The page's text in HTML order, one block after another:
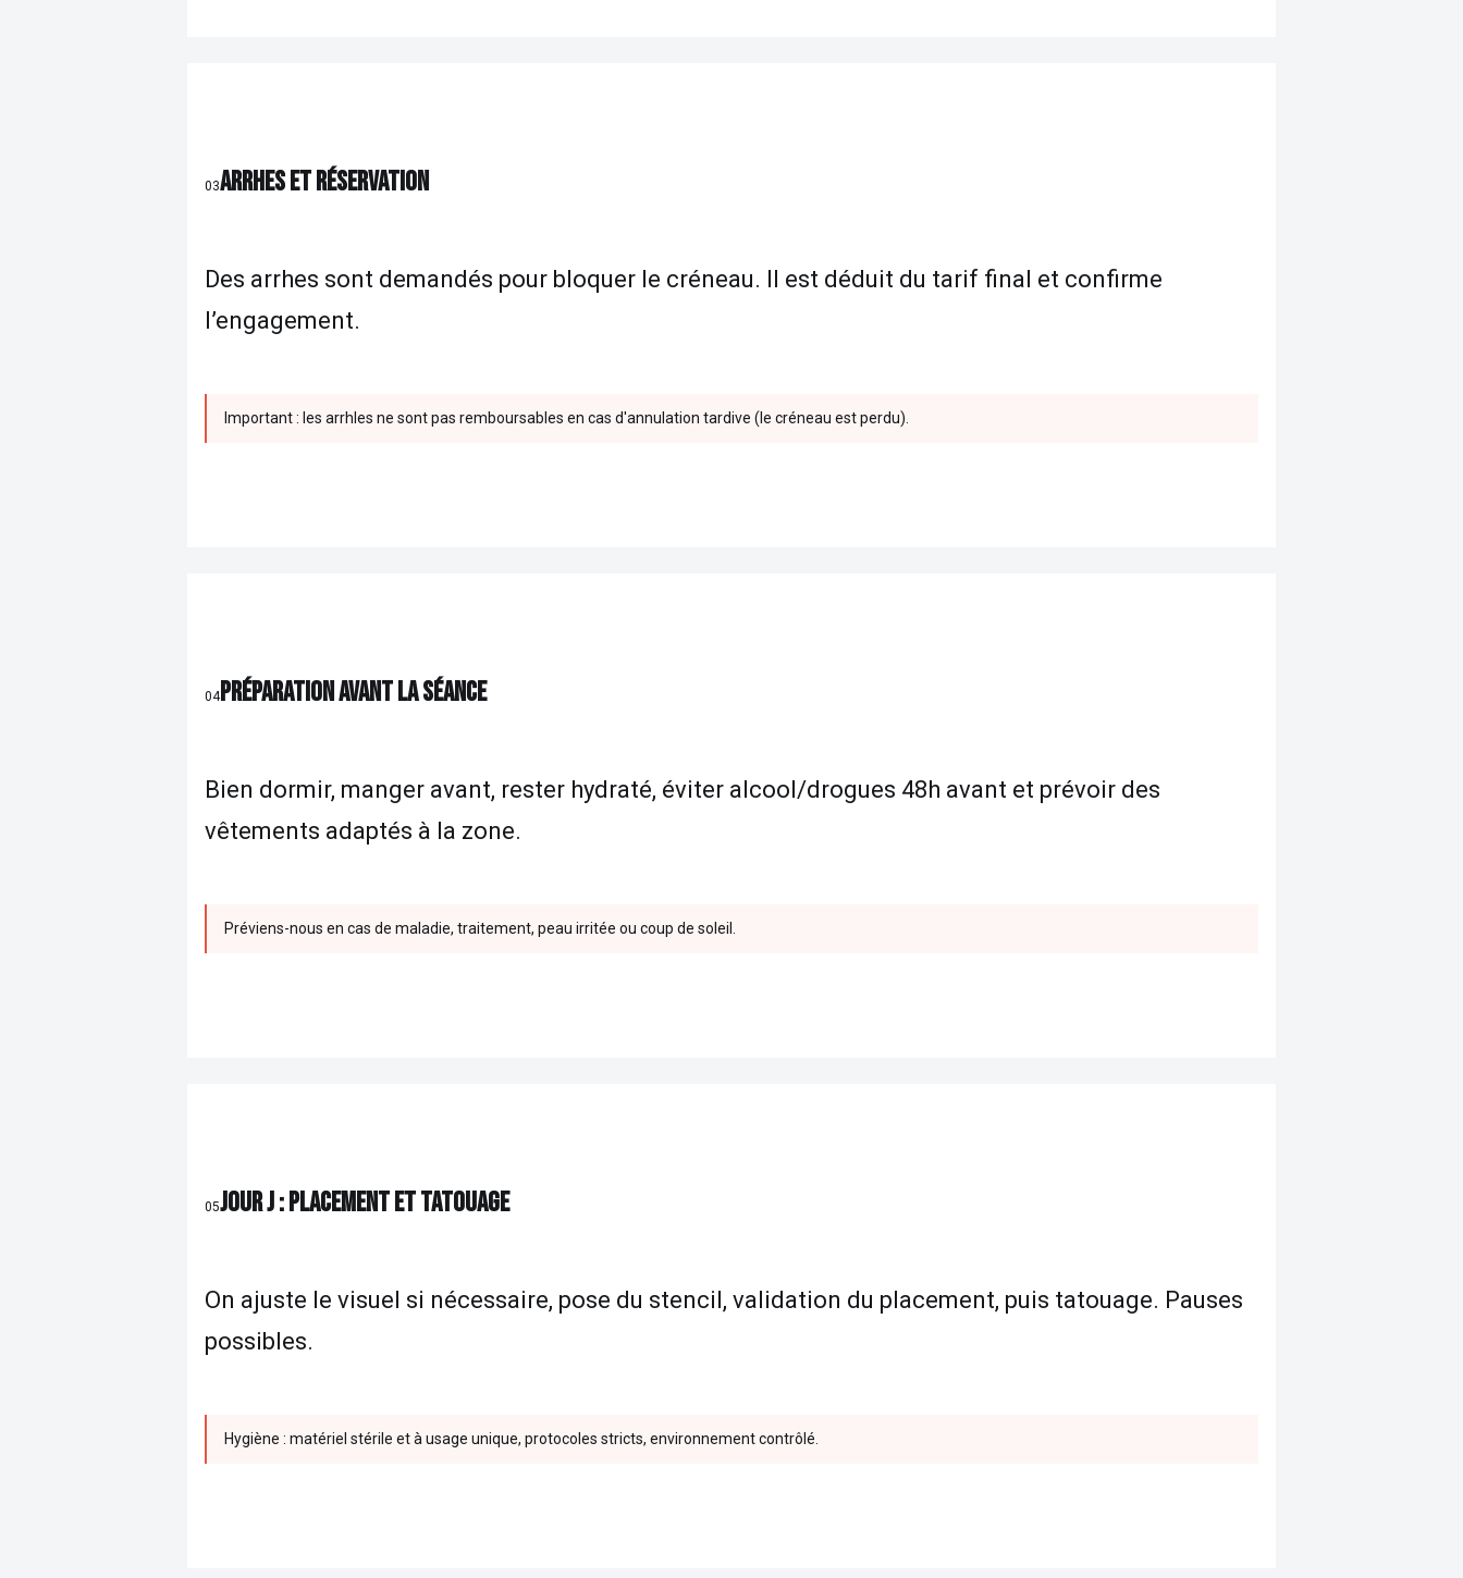
03ARRHES ET RÉSERVATION
Des arrhes sont demandés pour bloquer le créneau. Il est déduit du tarif final et confirme
l’engagement.
Important : les arrhles ne sont pas remboursables en cas d'annulation tardive (le créneau est perdu).
04PRÉPARATION AVANT LA SÉANCE
Bien dormir, manger avant, rester hydraté, éviter alcool/drogues 48h avant et prévoir des
vêtements adaptés à la zone.
Préviens-nous en cas de maladie, traitement, peau irritée ou coup de soleil.
05JOUR J : PLACEMENT ET TATOUAGE
On ajuste le visuel si nécessaire, pose du stencil, validation du placement, puis tatouage. Pauses
possibles.
Hygiène : matériel stérile et à usage unique, protocoles stricts, environnement contrôlé.